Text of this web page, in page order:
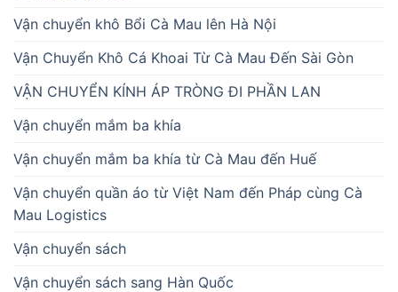
Vận chuyển khô Bổi Cà Mau lên Hà Nội
Vận Chuyển Khô Cá Khoai Từ Cà Mau Đến Sài Gòn
VẬN CHUYỂN KÍNH ÁP TRÒNG ĐI PHẦN LAN
Vận chuyển mắm ba khía
Vận chuyển mắm ba khía từ Cà Mau đến Huế
Vận chuyển quần áo từ Việt Nam đến Pháp cùng Cà
Mau Logistics
Vận chuyển sách
Vận chuyển sách sang Hàn Quốc